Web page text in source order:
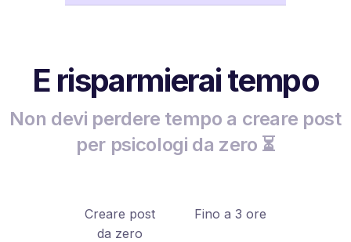
E risparmierai tempo
Non devi perdere tempo a creare post
per psicologi da zero ⏳
Creare post
da zero
Fino a 3 ore